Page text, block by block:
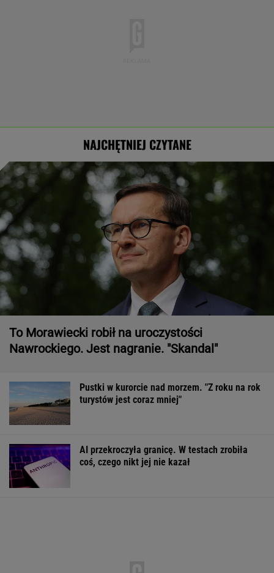
NAJCHĘTNIEJ CZYTANE
To Morawiecki robił na uroczystości
Nawrockiego. Jest nagranie. "Skandal"
Pustki w kurorcie nad morzem. "Z roku na rok
turystów jest coraz mniej"
AI przekroczyła granicę. W testach zrobiła
coś, czego nikt jej nie kazał